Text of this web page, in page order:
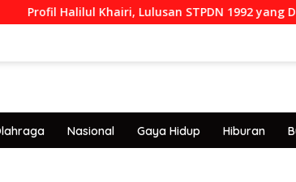
Halilul Khairi, Lulusan STPDN 1992 yang Dilantik
Nasional Gaya Hidup Hiburan